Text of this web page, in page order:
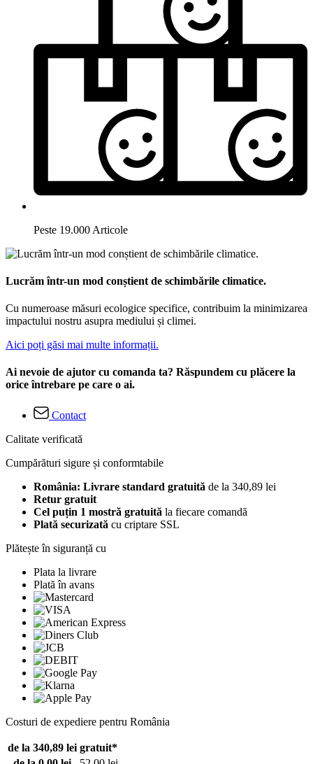
Peste 19.000 Articole
Lucrăm într-un mod conștient de schimbările climatice.
Cu numeroase măsuri ecologice specifice, contribuim la minimizarea
impactului nostru asupra mediului și climei.
Aici poți găsi mai multe informații.
Ai nevoie de ajutor cu comanda ta? Răspundem cu plăcere la
orice întrebare pe care o ai.
Contact
Calitate verificată
Cumpărături sigure și conformtabile
România: Livrare standard gratuită de la 340,89 lei
Retur gratuit
Cel puțin 1 mostră gratuită la fiecare comandă
Plată securizată cu criptare SSL
Plătește în siguranță cu
Plata la livrare
Plată în avans
Costuri de expediere pentru România
de la 340,89 lei gratuit*